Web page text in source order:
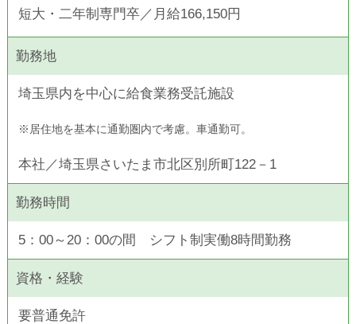
短大・二年制専門卒／月給166,150円
勤務地
埼玉県内を中心に給食業務受託施設
※居住地を基本に通勤圏内で考慮。車通勤可。
本社／埼玉県さいたま市北区別所町122－1
勤務時間
5：00～20：00の間 シフト制実働8時間勤務
資格・経験
要普通免許